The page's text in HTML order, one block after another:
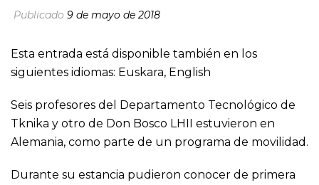
Publicado 9 de mayo de 2018
Esta entrada está disponible también en los
siguientes idiomas: Euskara, English
Seis profesores del Departamento Tecnológico de
Tknika y otro de Don Bosco LHII estuvieron en
Alemania, como parte de un programa de movilidad.
Durante su estancia pudieron conocer de primera